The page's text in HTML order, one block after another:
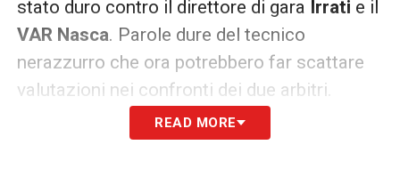
stato duro contro il direttore di gara Irrati e il
VAR Nasca. Parole dure del tecnico
nerazzurro che ora potrebbero far scattare
valutazioni nei confronti dei due arbitri.
avrebbe ammesso l’errore parlando
READ MORE